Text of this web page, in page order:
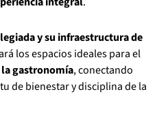
y su infraestructura de
los espacios ideales para el
gastronomía, conectando
de bienestar y disciplina de la